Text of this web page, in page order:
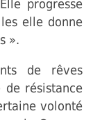
progresse
elle donne
».
de rêves
résistance
volonté